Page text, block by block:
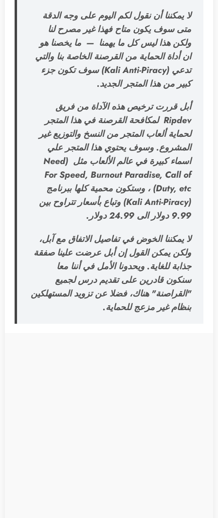
لا يمكننا أن نقول لكم اليوم على وجه الدقة
متى سوف يكون متاح فهذا غير مصرح لنا
ولكن هذا ليس كل ما يهمنا — ما يخصنا هو
ان أداة الحماية من القرصنة الخاصة بنا والتي
تدعي (Kali Anti-Piracy) سوف تكون جزء
كبير من هذا المتجر الجديد.
أبل قررت ترخيص هذه الآداة من فريق
Ripdev لمكافحة القرصنة في هذا المتجر
لحماية ألعاب المتجر من النسخ والتوزيع غير
المشروع. وسوف يحتوي هذا المتجر علي
اسماء كبيرة في عالم الألعاب مثل (Need
For Speed, Burnout Paradise, Call of
Duty, etc) ، وستكون محمية كلها ببرنامج
(Kali Anti-Piracy) وتباع بأسعار تتراوح بين
9.99 دولار الى 24.99 دولار.
لا يمكننا الخوض في تفاصيل الاتفاق مع آبل،
ولكن يمكن القول إن أبل عرضت علينا صفقة
جذابة للغاية. ويحدونا الأمل في أننا معا
سنكون قادرين على تقديم درس لجميع
"القراصنة" هناك، فضلا عن تزويد المستهلكين
بنظام غير مزعج للحماية.